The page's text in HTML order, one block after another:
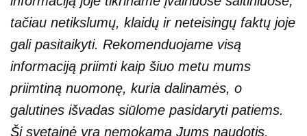
tačiau netikslumų, klaidų ir neteisingų faktų joje
gali pasitaikyti. Rekomenduojame visą
informaciją priimti kaip šiuo metu mums
priimtiną nuomonę, kuria dalinamės, o
galutines išvadas siūlome pasidaryti patiems.
Ši svetainė yra nemokama Jums naudotis,